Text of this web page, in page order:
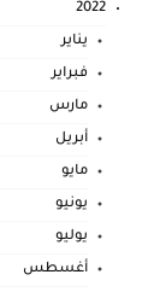
2022
يناير
فبراير
مارس
أبريل
مايو
يونيو
يوليو
أغسطس